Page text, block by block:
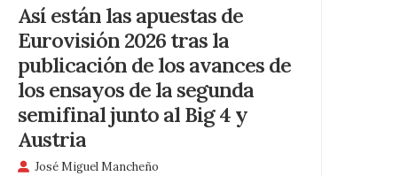
Así están las apuestas de
Eurovisión 2026 tras la
publicación de los avances de
los ensayos de la segunda
semifinal junto al Big 4 y
Austria
José Miguel Mancheño